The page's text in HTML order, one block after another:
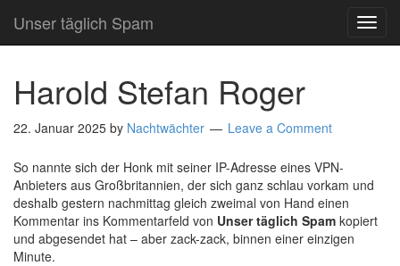
Unser täglich Spam
Harold Stefan Roger
22. Januar 2025 by Nachtwächter Leave a Comment
So nannte sich der Honk mit seiner IP-Adresse eines VPN-
Anbieters aus Großbritannien, der sich ganz schlau vorkam und
deshalb gestern nachmittag gleich zweimal von Hand einen
Kommentar ins Kommentarfeld von Unser täglich Spam kopiert
und abgesendet hat – aber zack-zack, binnen einer einzigen
Minute.